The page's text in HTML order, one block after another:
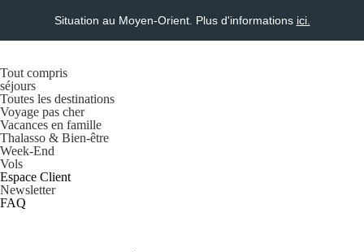
Situation au Moyen-Orient. Plus d'informations ici.
Tout compris
séjours
Toutes les destinations
Voyage pas cher
Vacances en famille
Thalasso & Bien-être
Week-End
Vols
Espace Client
Newsletter
FAQ